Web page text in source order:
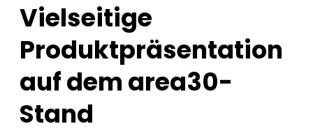
Vielseitige
Produktpräsentation
auf dem area30-
Stand